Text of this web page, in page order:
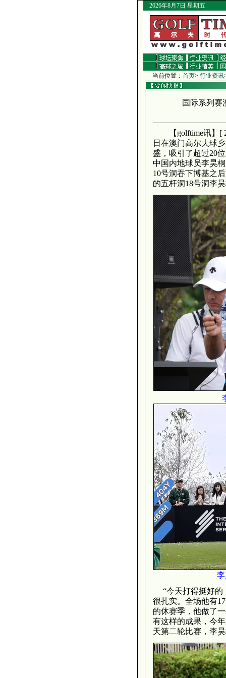
2026年8月7日 星期五
当前位置： 首页> 行业资讯
国际系列赛
【golftime讯】[
日在澳门高尔夫球
盛，吸引了超过20
中国内地球员李昊
10号洞吞下博基之
的五杆洞18号洞李
“今天打得挺好的
很扎实。全场他有
的休赛季，他做了
有这样的成果，今
天第二轮比赛，李